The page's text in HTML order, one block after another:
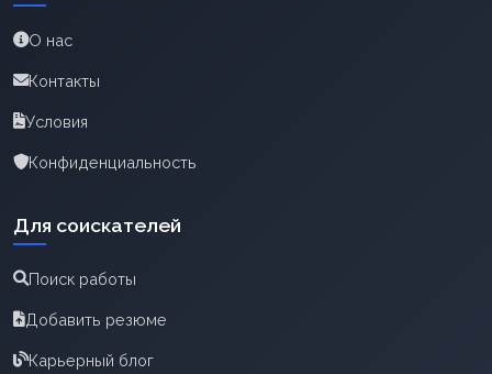
О нас
Контакты
Условия
Конфиденциальность
Для соискателей
Поиск работы
Добавить резюме
Карьерный блог